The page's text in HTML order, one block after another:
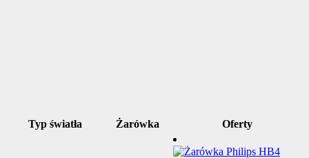
Typ światła Żarówka Oferty